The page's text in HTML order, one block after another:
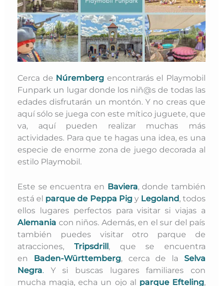
Cerca de Núremberg encontrarás el Playmobil
Funpark un lugar donde los niñ@s de todas las
edades disfrutarán un montón. Y no creas que
aquí sólo se juega con este mítico juguete, que
va, aquí pueden realizar muchas más
actividades. Para que te hagas una idea, es una
especie de enorme zona de juego decorada al
estilo Playmobil.
Este se encuentra en Baviera, donde también
está el parque de Peppa Pigy Legoland, todos
ellos lugares perfectos para visitar si viajas a
Alemania con niños. Además, en el sur del país
también puedes visitar otro parque de
atracciones, Tripsdrill, que se encuentra
en Baden-Württemberg, cerca de la Selva
Negra. Y si buscas lugares familiares con
mucha magia, echa un ojo al parque Efteling,